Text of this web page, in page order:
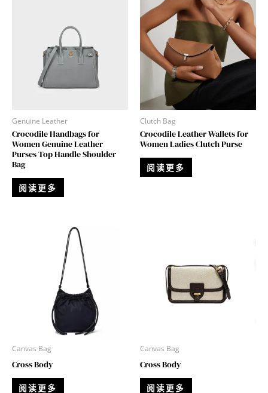
Genuine Leather
Crocodile Handbags for
Women Genuine Leather
Purses Top Handle Shoulder
Bag
阅读更多
Clutch Bag
Crocodile Leather Wallets for
Women Ladies Clutch Purse
阅读更多
Canvas Bag
Cross Body
阅读更多
Canvas Bag
Cross Body
阅读更多